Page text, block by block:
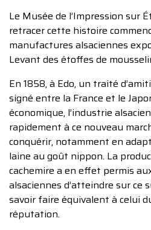
Le Musée de l’Impression sur
retracer cette histoire
manufactures alsaciennes
Levant des étoffes de
En 1858, à Edo, un traité
signé entre la France et le
économique, l’industrie
rapidement à ce nouveau
conquérir, notamment en
laine au goût nippon. La
cachemire a en effet permis
alsaciennes d’atteindre sur
savoir faire équivalent à celui
réputation.